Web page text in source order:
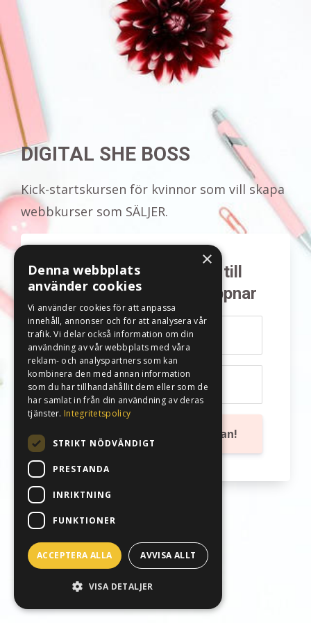
DIGITAL SHE BOSS
Kick-startskursen för kvinnor som vill skapa
webbkurser som SÄLJER.
Få mail när anmälan till
DIGITAL SHE BOSS öppnar
Skriv upp mig på väntelistan!
×
Denna webbplats
använder cookies
Vi använder cookies för att anpassa
innehåll, annonser och för att analysera vår
trafik. Vi delar också information om din
användning av vår webbplats med våra
reklam- och analyspartners som kan
kombinera den med annan information
som du har tillhandahållit dem eller som de
har samlat in från din användning av deras
tjänster. Integritetspolicy
STRIKT NÖDVÄNDIGT
PRESTANDA
INRIKTNING
FUNKTIONER
ACCEPTERA ALLA AVVISA ALLT
VISA DETALJER